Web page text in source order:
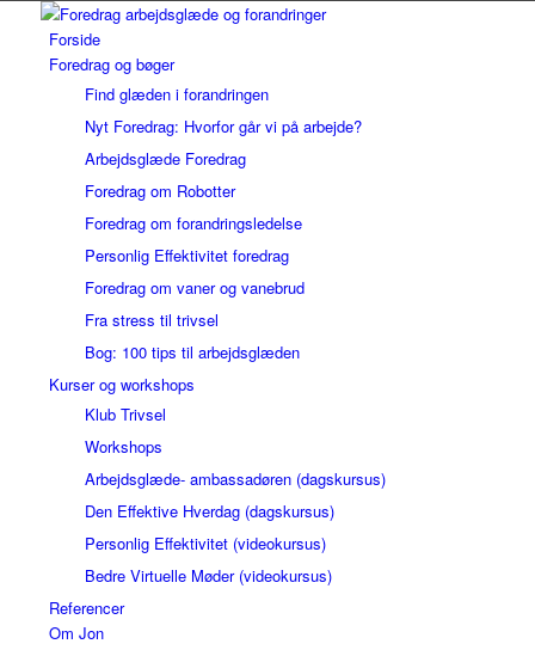
Forside
Foredrag og bøger
Find glæden i forandringen
Nyt Foredrag: Hvorfor går vi på arbejde?
Arbejdsglæde Foredrag
Foredrag om Robotter
Foredrag om forandringsledelse
Personlig Effektivitet foredrag
Foredrag om vaner og vanebrud
Fra stress til trivsel
Bog: 100 tips til arbejdsglæden
Kurser og workshops
Klub Trivsel
Workshops
Arbejdsglæde- ambassadøren (dagskursus)
Den Effektive Hverdag (dagskursus)
Personlig Effektivitet (videokursus)
Bedre Virtuelle Møder (videokursus)
Referencer
Om Jon